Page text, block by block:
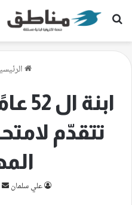
بحث عن
تتقدّم
علي سلمان